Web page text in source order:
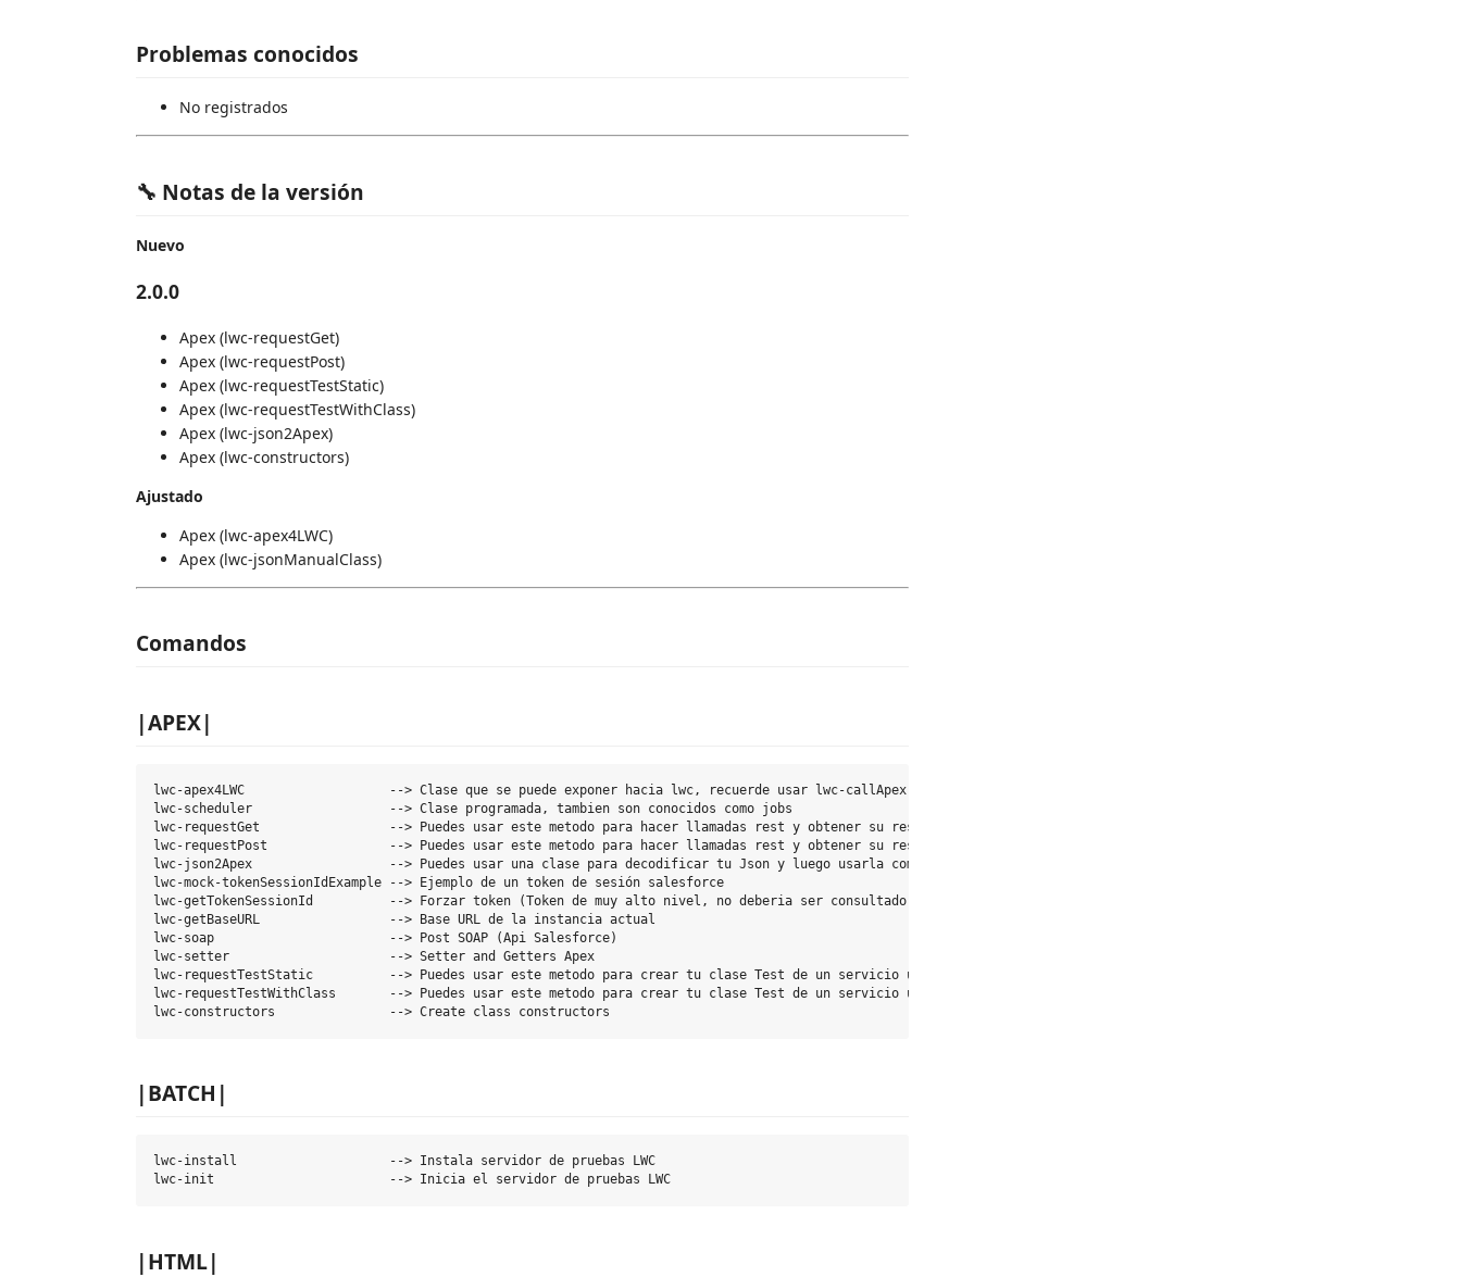
Problemas conocidos
No registrados
🔧 Notas de la versión
Nuevo
2.0.0
Apex (lwc-requestGet)
Apex (lwc-requestPost)
Apex (lwc-requestTestStatic)
Apex (lwc-requestTestWithClass)
Apex (lwc-json2Apex)
Apex (lwc-constructors)
Ajustado
Apex (lwc-apex4LWC)
Apex (lwc-jsonManualClass)
Comandos
|APEX|
lwc-apex4LWC                   --> Clase que se puede exponer hacia lwc, recuerde usar lwc-callApex en un componente JS
lwc-scheduler                  --> Clase programada, tambien son conocidos como jobs
lwc-requestGet                 --> Puedes usar este metodo para hacer llamadas rest y obtener su respuesta tipo GET
lwc-requestPost                --> Puedes usar este metodo para hacer llamadas rest y obtener su respuesta tipo POST
lwc-json2Apex                  --> Puedes usar una clase para decodificar tu Json y luego usarla como cualquier otro objeto
lwc-mock-tokenSessionIdExample --> Ejemplo de un token de sesión salesforce
lwc-getTokenSessionId          --> Forzar token (Token de muy alto nivel, no deberia ser consultado ni expuesto)
lwc-getBaseURL                 --> Base URL de la instancia actual
lwc-soap                       --> Post SOAP (Api Salesforce)
lwc-setter                     --> Setter and Getters Apex
lwc-requestTestStatic          --> Puedes usar este metodo para crear tu clase Test de un servicio usando un recurso estatico como Mock
lwc-requestTestWithClass       --> Puedes usar este metodo para crear tu clase Test de un servicio usando una Clase como Mock
|BATCH|
lwc-install                    --> Instala servidor de pruebas LWC
|HTML|